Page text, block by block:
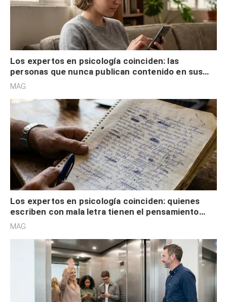
Los expertos en psicología coinciden: las
personas que nunca publican contenido en sus
redes sociales no pretenden buscar validación
MAG.
Los expertos en psicología coinciden: quienes
escriben con mala letra tienen el pensamiento
acelerado y no lo hacen por desinterés
MAG.